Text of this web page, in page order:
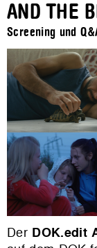
AND THE
Screening und
Der DOK.edit